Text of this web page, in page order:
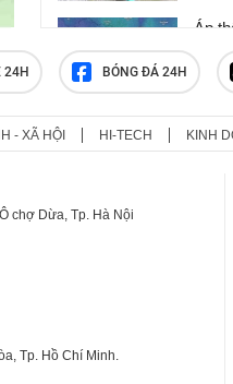
Áp
Bộ
Ám
24H BÓNG ĐÁ 24H
- XÃ HỘI HI-TECH KINH
chợ Dừa, Tp. Hà Nội
Tp. Hồ Chí Minh.